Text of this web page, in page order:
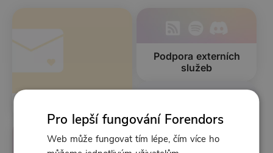
Prodávejte jednotlivě
Podpora externích
služeb
Pro lepší fungování Forendors
Web může fungovat tím lépe, čím více ho